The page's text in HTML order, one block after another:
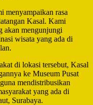
menyampaikan rasa
Kasal. Kami
akan mengunjungi
wisata yang ada di
di lokasi tersebut, Kasal
ke Museum Pusat
mendistribusikan
yang ada di
Surabaya.